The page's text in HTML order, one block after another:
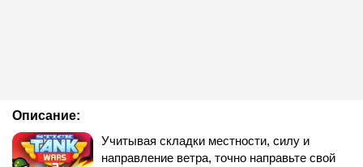
Описание:
Учитывая складки местности, силу и
направление ветра, точно направьте свой